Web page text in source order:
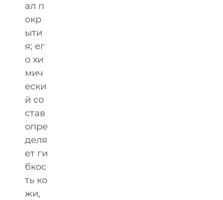
ал п
окр
ыти
я; ег
о хи
мич
ески
й со
став
опре
деля
ет ги
бкос
ть ко
жи,